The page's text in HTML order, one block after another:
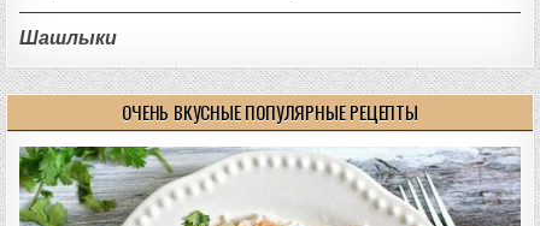
Шашлыки
ОЧЕНЬ ВКУСНЫЕ ПОПУЛЯРНЫЕ РЕЦЕПТЫ